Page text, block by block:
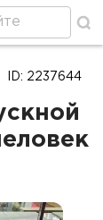
ID: 2237644